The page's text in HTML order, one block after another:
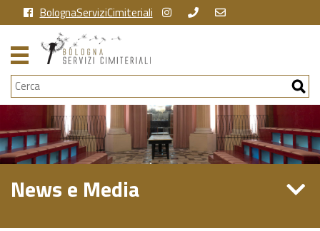
BolognaServiziCimiteriali
Cerca
News e Media